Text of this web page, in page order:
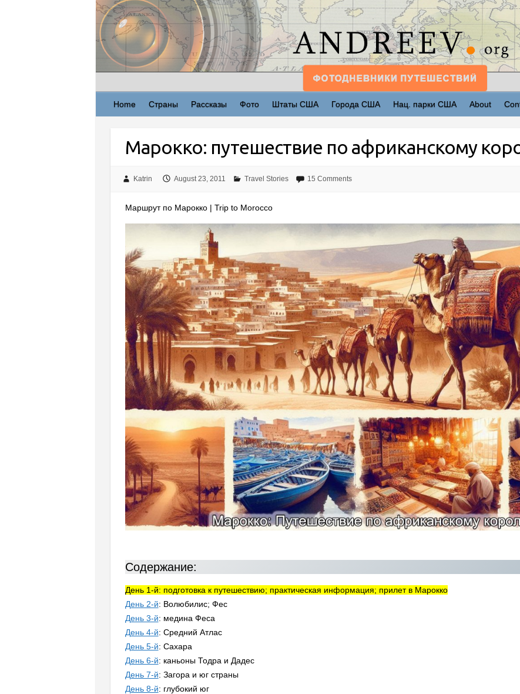
Home Страны Рассказы Фото Штаты США Города США Нац. парки США About
Марокко: путешествие по африканскому
Katrin August 23, 2011 Travel Stories 15 Comments
Маршрут по Марокко | Trip to Morocco
Содержание:
День 1-й: подготовка к путешествию; практическая информация; прилет в Марокко
День 2-й: Волюбилис; Фес
День 3-й: медина Феса
День 4-й: Средний Атлас
День 5-й: Сахара
День 6-й: каньоны Тодра и Дадес
День 7-й: Загора и юг страны
День 8-й: глубокий юг